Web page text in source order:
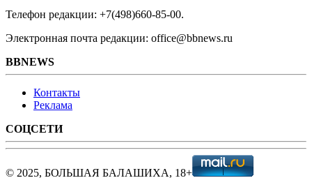
Телефон редакции: +7(498)660-85-00.
Электронная почта редакции: office@bbnews.ru
BBNEWS
Контакты
Реклама
СОЦСЕТИ
© 2025, БОЛЬШАЯ БАЛАШИХА, 18+